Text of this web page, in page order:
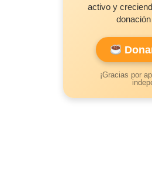
activo y
¡Gracias por